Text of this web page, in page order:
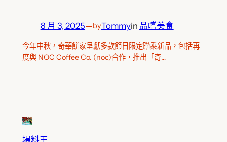
8 月 3, 2025—byTommyin 品嚐美食
今年中秋，奇華餅家呈獻多款節日限定聯乘新品，包括再
度與 NOC Coffee Co. (noc)合作，推出「奇…
場料王